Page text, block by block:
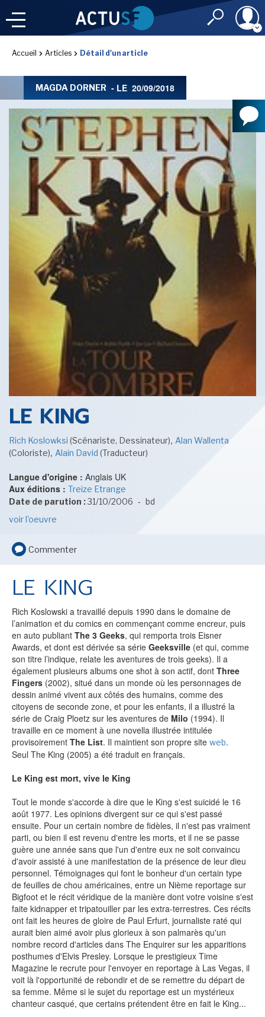
Mot de passe
Rester
CONNEXION
J'ai oublié mon
Toujours pas
NOSRUBRIQUES
LES UTOPIALES 2025
IMAGINALES 2026
SENSE OF WONDER
CINÉMA ET SÉRIES
VOIR TOUTES LES RUBRIQUES
BD JEUNESSE
LIVRE FILM
SÉRIE TV
ÉVÉNEMENTS
CONVENTION
SPECTACLE
DÉBAT
EMISSION
AUTEURS&ÉDITEURS
AUTEURS & ARTISTES
Accueil Articles Détail d'un article
MAGDA DORNER - LE 20/09/2018
LE KING
Rich Koslowksi (Scénariste, Dessinateur), Alan Wallenta
(Coloriste), Alain David (Traducteur)
Langue d'origine : Anglais UK
Aux éditions : Treize Etrange
Date de parution :31/10/2006 - bd
voir l'oeuvre
Commenter
LE KING
Rich Koslowski a travaillé depuis 1990 dans le domaine de
l’animation et du comics en commençant comme encreur, puis
en auto publiant The 3 Geeks, qui remporta trois Eisner
Awards, et dont est dérivée sa série Geeksville (et qui, comme
son titre l’indique, relate les aventures de trois geeks). Il a
également plusieurs albums one shot à son actif, dont Three
Fingers (2002), situé dans un monde où les personnages de
dessin animé vivent aux côtés des humains, comme des
citoyens de seconde zone, et pour les enfants, il a illustré la
série de Craig Ploetz sur les aventures de Milo (1994). Il
travaille en ce moment à une novella illustrée intitulée
provisoirement The List. Il maintient son propre site web.
Seul The King (2005) a été traduit en français.
Le King est mort, vive le King
Tout le monde s'accorde à dire que le King s'est suicidé le 16
août 1977. Les opinions divergent sur ce qui s'est passé
ensuite. Pour un certain nombre de fidèles, il n'est pas vraiment
parti, ou bien il est revenu d'entre les morts, et il ne se passe
guère une année sans que l'un d'entre eux ne soit convaincu
d'avoir assisté à une manifestation de la présence de leur dieu
personnel. Témoignages qui font le bonheur d'un certain type
de feuilles de chou américaines, entre un Nième reportage sur
Bigfoot et le récit véridique de la manière dont votre voisine s'est
faite kidnapper et tripatouiller par les extra-terrestres. Ces récits
ont fait les heures de gloire de Paul Erfurt, journaliste raté qui
aurait bien aimé avoir plus glorieux à son palmarès qu'un
nombre record d'articles dans The Enquirer sur les apparitions
posthumes d'Elvis Presley. Lorsque le prestigieux Time
Magazine le recrute pour l'envoyer en reportage à Las Vegas, il
voit là l'opportunité de rebondir et de se remettre du départ de
sa femme. Même si le sujet du reportage est un mystérieux
chanteur casqué, que certains prétendent être en fait le King...